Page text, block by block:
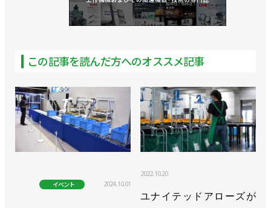
この記事を読んだ方へのオススメ記事
イベント 2024.10.01
2022.10.20
ユナイテッドアローズが